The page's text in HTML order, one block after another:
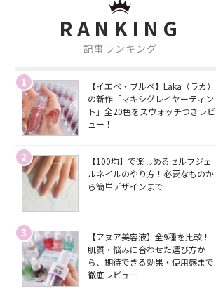
RANKING
記事ランキング
1
【イエベ・ブルベ】Laka（ラカ）
の新作「マキシグレイヤーティン
ト」全20色をスウォッチつきレビ
ュー！
2
【100均】で楽しめるセルフジェ
ルネイルのやり方！必要なものか
ら簡単デザインまで
3
【アヌア美容液】全9種を比較！
肌質・悩みに合わせた選び方か
ら、期待できる効果・使用感まで
徹底レビュー